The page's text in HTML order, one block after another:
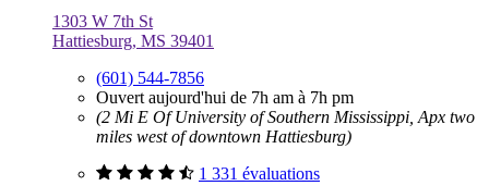
1303 W 7th St
Hattiesburg, MS 39401
(601) 544-7856
Ouvert aujourd'hui de 7h am à 7h pm
(2 Mi E Of University of Southern Mississippi, Apx two
miles west of downtown Hattiesburg)
1 331 évaluations